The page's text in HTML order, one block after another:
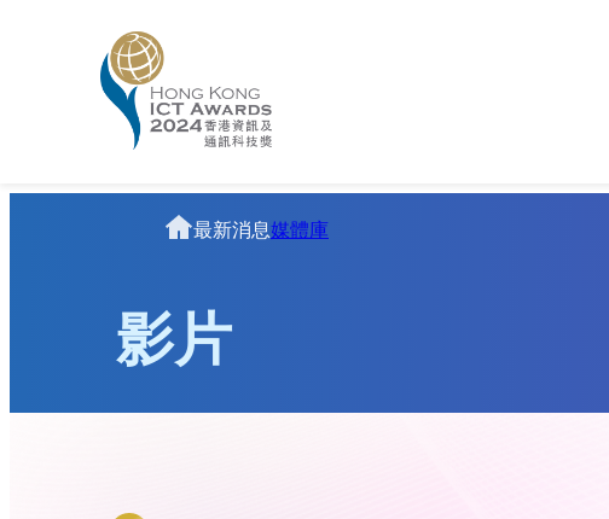
Homepage
最新消息媒體庫
影片